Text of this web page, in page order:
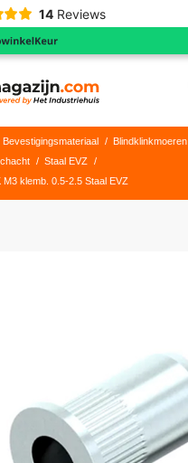
14 Reviews
Bevestigingsmateriaal / Blindklinkmoeren
/ Staal EVZ
/
M3 klemb. 0.5-2.5 Staal EVZ